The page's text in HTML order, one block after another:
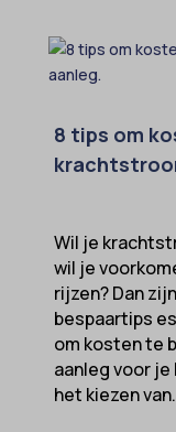
8 tips om
Wil je
wil je
rijzen? Dan
bespaartips
om kosten te
aanleg voor je
het kiezen